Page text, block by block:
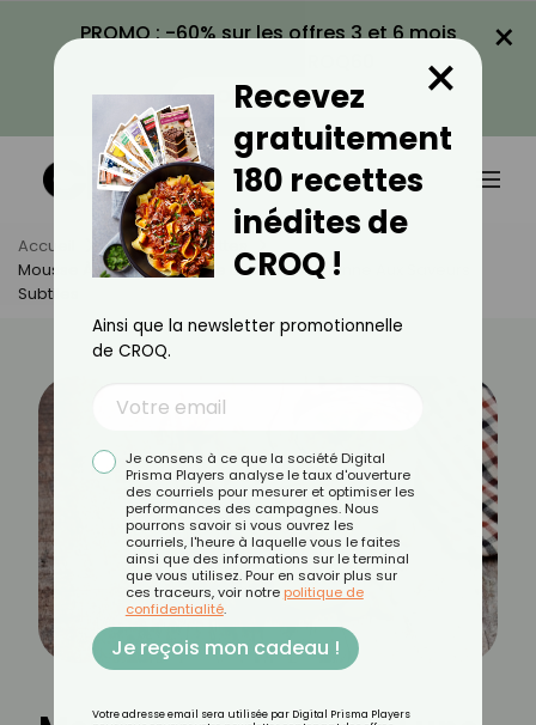
PROMO : -60% sur les offres 3 et 6 mois
VOIR LA PROMO
×
Accueil Actus
Recettes
Mousse À La Pistache : Une Douceur Aérienne Aux Saveurs
Subtiles
Recevez
gratuitement
180 recettes
inédites de
CROQ !
×
Ainsi que la newsletter promotionnelle
de CROQ.
Je consens à ce que la société Digital
Prisma Players analyse le taux d'ouverture
des courriels pour mesurer et optimiser les
performances des campagnes. Nous
pourrons savoir si vous ouvrez les
courriels, l'heure à laquelle vous le faites
ainsi que des informations sur le terminal
que vous utilisez. Pour en savoir plus sur
ces traceurs, voir notre politique de
confidentialité.
Je reçois mon cadeau !
Votre adresse email sera utilisée par Digital Prisma Players